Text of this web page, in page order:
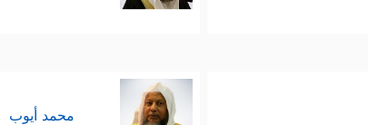
محمد أيوب